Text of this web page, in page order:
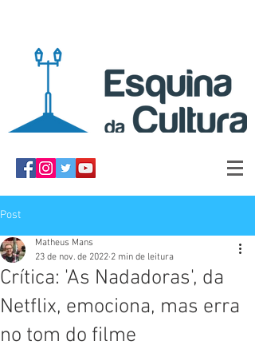
Post
Crítica: 'As Nadadoras', da
Netflix, emociona, mas erra
no tom do filme
Matheus Mans
23 de nov. de 2022 2 min de leitura